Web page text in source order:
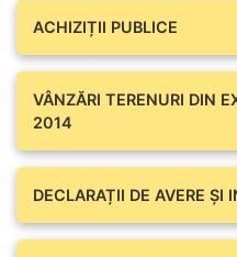
ACHIZIȚII PUBLICE
VÂNZĂRI TERENURI DIN
2014
DECLARAȚII DE AVERE ŞI